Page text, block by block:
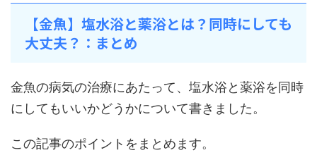
【金魚】塩水浴と薬浴とは？同時にしても
大丈夫？：まとめ
金魚の病気の治療にあたって、塩水浴と薬浴を同時
にしてもいいかどうかについて書きました。
この記事のポイントをまとめます。